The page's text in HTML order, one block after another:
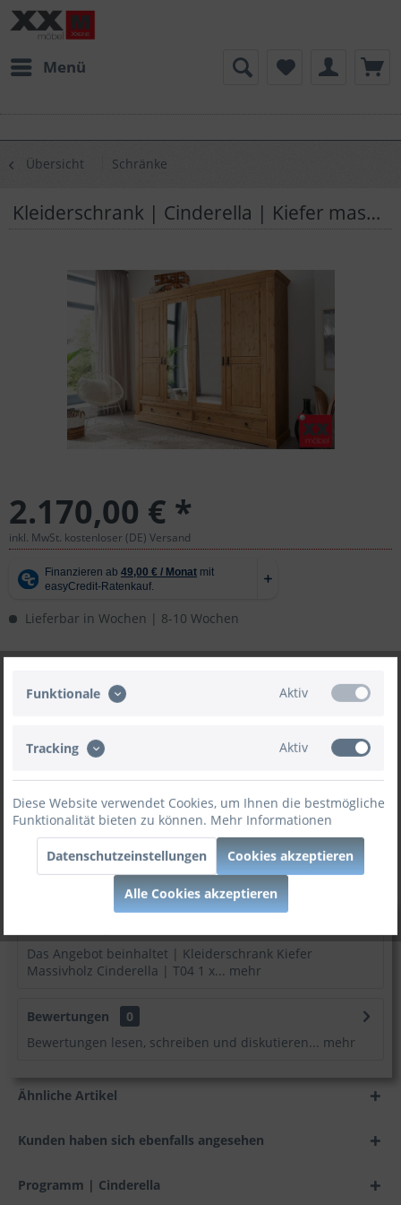
Menü
Übersicht Schränke
Kleiderschrank | Cinderella | Kiefer massiv | T04
2.170,00 € *
inkl. MwSt. kostenloser (DE) Versand
Lieferbar in Wochen | 8-10 Wochen
Artikel-Nr:
1013547
Möbel zum besten Preis!
Das Angebot beinhaltet | Kleiderschrank Kiefer
Massivholz Cinderella | T04 1 x... mehr
Bewertungen
0
Bewertungen lesen, schreiben und diskutieren... mehr
Ähnliche Artikel
Kunden haben sich ebenfalls angesehen
Programm | Cinderella
Funktionale Aktiv
Tracking Aktiv
Diese Website verwendet Cookies, um Ihnen die bestmögliche
Funktionalität bieten zu können. Mehr Informationen
Datenschutzeinstellungen Cookies akzeptieren
Alle Cookies akzeptieren